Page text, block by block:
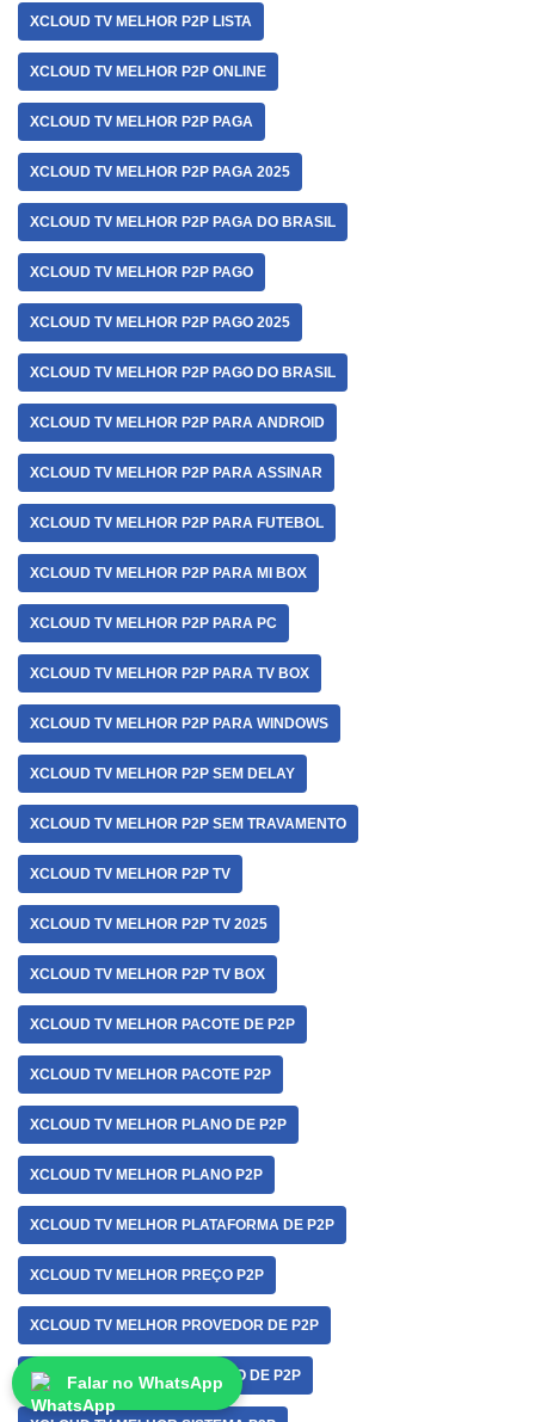
XCLOUD TV MELHOR P2P LISTA
XCLOUD TV MELHOR P2P ONLINE
XCLOUD TV MELHOR P2P PAGA
XCLOUD TV MELHOR P2P PAGA 2025
XCLOUD TV MELHOR P2P PAGA DO BRASIL
XCLOUD TV MELHOR P2P PAGO
XCLOUD TV MELHOR P2P PAGO 2025
XCLOUD TV MELHOR P2P PAGO DO BRASIL
XCLOUD TV MELHOR P2P PARA ANDROID
XCLOUD TV MELHOR P2P PARA ASSINAR
XCLOUD TV MELHOR P2P PARA FUTEBOL
XCLOUD TV MELHOR P2P PARA MI BOX
XCLOUD TV MELHOR P2P PARA PC
XCLOUD TV MELHOR P2P PARA TV BOX
XCLOUD TV MELHOR P2P PARA WINDOWS
XCLOUD TV MELHOR P2P SEM DELAY
XCLOUD TV MELHOR P2P SEM TRAVAMENTO
XCLOUD TV MELHOR P2P TV
XCLOUD TV MELHOR P2P TV 2025
XCLOUD TV MELHOR P2P TV BOX
XCLOUD TV MELHOR PACOTE DE P2P
XCLOUD TV MELHOR PACOTE P2P
XCLOUD TV MELHOR PLANO DE P2P
XCLOUD TV MELHOR PLANO P2P
XCLOUD TV MELHOR PLATAFORMA DE P2P
XCLOUD TV MELHOR PREÇO P2P
XCLOUD TV MELHOR PROVEDOR DE P2P
XCLOUD TV MELHOR SERVIÇO DE P2P
Falar no WhatsApp